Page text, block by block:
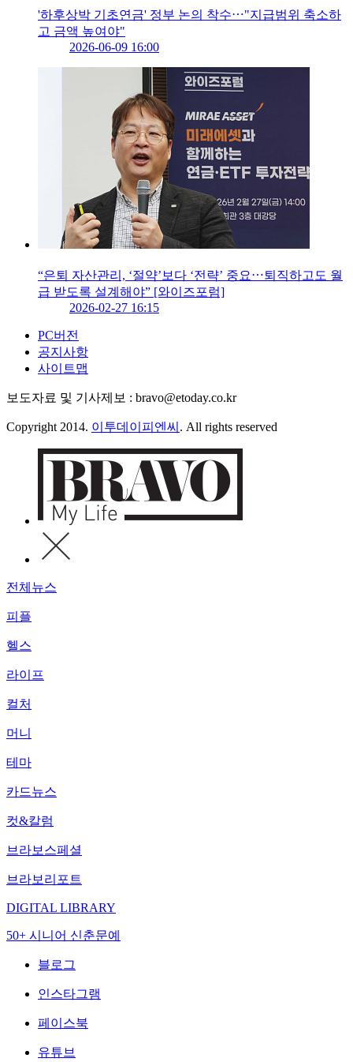
'하후상박 기초연금' 정부 논의 착수⋯"지급범위 축소하
고 금액 높여야"
2026-06-09 16:00
“은퇴 자산관리, ‘절약’보다 ‘전략’ 중요⋯퇴직하고도 월
급 받도록 설계해야” [와이즈포럼]
2026-02-27 16:15
PC버전
공지사항
사이트맵
보도자료 및 기사제보 : bravo@etoday.co.kr
Copyright 2014. 이투데이피엔씨 . All rights reserved
전체뉴스
피플
헬스
라이프
컬처
머니
테마
카드뉴스
컷&칼럼
브라보스페셜
브라보리포트
DIGITAL LIBRARY
50+ 시니어 신춘문예
블로그
인스타그램
페이스북
유튜브